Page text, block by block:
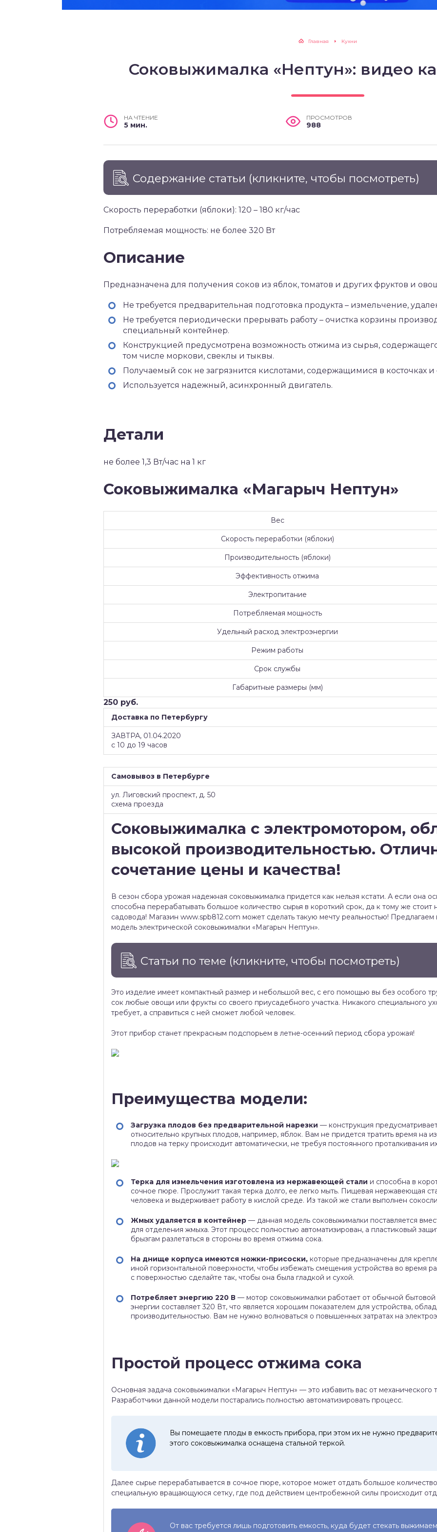
Главная Кухни
Соковыжималка «Нептун»: видео
НА ЧТЕНИЕ
5 мин.
ПРОСМОТРОВ
988
Содержание статьи (кликните, чтобы посмотреть)
Скорость переработки (яблоки): 120 – 180 кг/час
Потребляемая мощность: не более 320 Вт
Описание
Предназначена для получения соков из яблок, томатов и других фруктов и
Не требуется предварительная подготовка продукта – измельчение,
Не требуется периодически прерывать работу – очистка корзины
специальный контейнер.
Конструкцией предусмотрена возможность отжима из сырья,
том числе моркови, свеклы и тыквы.
Получаемый сок не загрязнится кислотами, содержащимися в косточках и
Используется надежный, асинхронный двигатель.
Детали
не более 1,3 Вт/час на 1 кг
Соковыжималка «Магарыч Нептун»
Вес
Скорость переработки (яблоки)
Производительность (яблоки)
Эффективность отжима
Электропитание
Потребляемая мощность
Удельный расход электроэнергии
Режим работы
Срок службы
Габаритные размеры (мм)
250 руб.
Доставка по Петербургу
ЗАВТРА, 01.04.2020
с 10 до 19 часов
Самовывоз в Петербурге
ул. Лиговский проспект, д. 50
схема проезда
Соковыжималка с электромотором,
высокой производительностью.
сочетание цены и качества!
В сезон сбора урожая надежная соковыжималка придется как нельзя кстати. А если она
способна перерабатывать большое количество сырья в короткий срок, да к тому же
садовода! Магазин www.spb812.com может сделать такую мечту реальностью!
модель электрической соковыжималки «Магарыч Нептун».
Статьи по теме (кликните, чтобы посмотреть)
Это изделие имеет компактный размер и небольшой вес, с его помощью вы без особого
сок любые овощи или фрукты со своего приусадебного участка. Никакого специального
требует, а справиться с ней сможет любой человек.
Этот прибор станет прекрасным подспорьем в летне-осенний период сбора урожая!
Преимущества модели:
Загрузка плодов без предварительной нарезки — конструкция
относительно крупных плодов, например, яблок. Вам не придется тратить время на
плодов на терку происходит автоматически, не требуя постоянного проталкивания
Терка для измельчения изготовлена из нержавеющей стали и способна в
сочное пюре. Прослужит такая терка долго, ее легко мыть. Пищевая нержавеющая
человека и выдерживает работу в кислой среде. Из такой же стали выполнен
Жмых удаляется в контейнер — данная модель соковыжималки поставляется
для отделения жмыха. Этот процесс полностью автоматизирован, а пластиковый
брызгам разлетаться в стороны во время отжима сока.
На днище корпуса имеются ножки-присоски, которые предназначены для
иной горизонтальной поверхности, чтобы избежать смещения устройства во время
с поверхностью сделайте так, чтобы она была гладкой и сухой.
Потребляет энергию 220 В — мотор соковыжималки работает от обычной
энергии составляет 320 Вт, что является хорошим показателем для устройства,
производительностью. Вам не нужно волноваться о повышенных затратах на
Простой процесс отжима сока
Основная задача соковыжималки «Магарыч Нептун» — это избавить вас от механического
Разработчики данной модели постарались полностью автоматизировать процесс.
Вы помещаете плоды в емкость прибора, при этом их не нужно
этого соковыжималка оснащена стальной теркой.
Далее сырье перерабатывается в сочное пюре, которое может отдать большое
специальную вращающуюся сетку, где под действием центробежной силы происходит
От вас требуется лишь подготовить емкость, куда будет стекать